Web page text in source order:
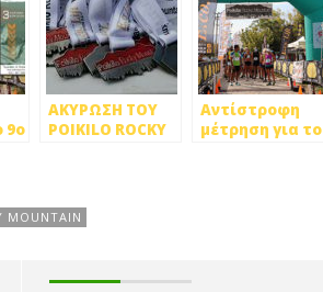
9ο
ΑΚΥΡΩΣΗ ΤΟΥ
POIKILO ROCKY
Αντίστροφη
μέτρηση για το
MOUNTAIN